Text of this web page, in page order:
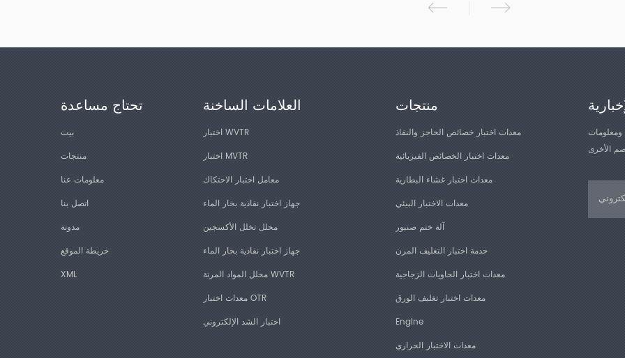
تحتاج مساعدة
بيت
منتجات
معلومات عنا
اتصل بنا
مدونة
خريطة الموقع
XML
العلامات الساخنة
اختبار WVTR
اختبار MVTR
معامل اختبار الاحتكاك
جهاز اختبار نفاذية بخار الماء
محلل تخلل الأكسجين
جهاز اختبار نفاذية بخار الماء
محلل المواد المرنة WVTR
معدات اختبار OTR
اختبار الشد الإلكتروني
منتجات
معدات اختبار خصائص الحاجز والنفاذ
معدات اختبار الخصائص الفيزيائية
معدات اختبار غشاء البطارية
معدات الاختبار البيئي
آلة ختم صنبور
خدمة اختبار التغليف المرن
معدات اختبار الحاويات الزجاجية
معدات اختبار تغليف الورق
Engine
معدات الاختبار الحراري
ومعلومات